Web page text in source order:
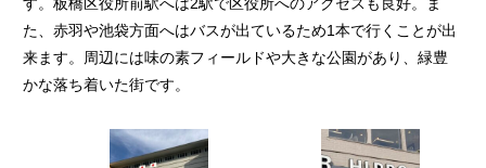
た、赤羽や池袋方面へはバスが出ているため1本で行くことが出
来ます。周辺には味の素フィールドや大きな公園があり、緑豊
かな落ち着いた街です。